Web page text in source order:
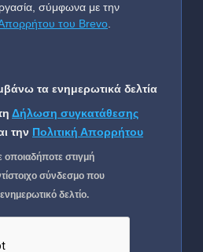
σύμφωνα με την
Απορρήτου του Brevo
τα ενημερωτικά δελτία
Δήλωση συγκατάθεσης
την Πολιτική Απορρήτου
οποιαδήποτε στιγμή
σύνδεσμο που
δελτίο.